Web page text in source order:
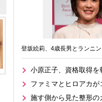
登坂絵莉、4歳長男とランニ
小原正子、資格取得を
ファミマとヒロアカが
施す側から見た整形の